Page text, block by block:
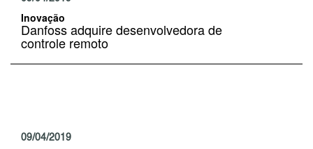
Inovação
Danfoss adquire desenvolvedora de
controle remoto
09/04/2019